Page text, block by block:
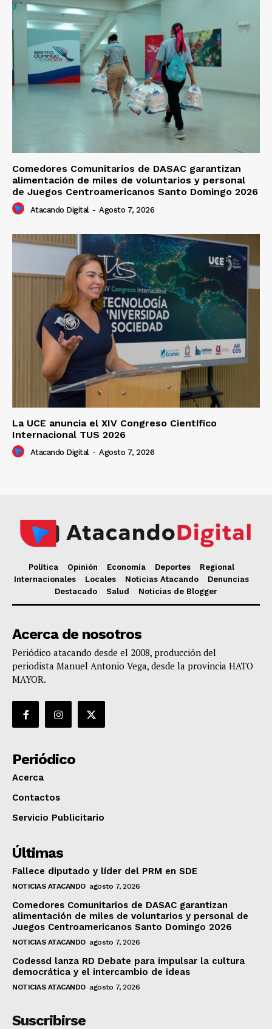
Comedores Comunitarios de DASAC garantizan
alimentación de miles de voluntarios y personal
de Juegos Centroamericanos Santo Domingo 2026
Atacando Digital - Agosto 7, 2026
La UCE anuncia el XIV Congreso Científico
Internacional TUS 2026
Atacando Digital - Agosto 7, 2026
Política Opinión Economía Deportes
Regional
Internacionales
Locales Noticias Atacando
Denuncias
Destacado
Salud Noticias de Blogger
Acerca de nosotros
Periódico atacando desde el 2008, producción del
periodista Manuel Antonio Vega, desde la provincia HATO
MAYOR.
Periódico
Acerca
Contactos
Servicio Publicitario
Últimas
Fallece diputado y líder del PRM en SDE
NOTICIAS ATACANDO agosto 7, 2026
Comedores Comunitarios de DASAC garantizan
alimentación de miles de voluntarios y personal de
Juegos Centroamericanos Santo Domingo 2026
NOTICIAS ATACANDO agosto 7, 2026
Codessd lanza RD Debate para impulsar la cultura
democrática y el intercambio de ideas
NOTICIAS ATACANDO agosto 7, 2026
Suscribirse